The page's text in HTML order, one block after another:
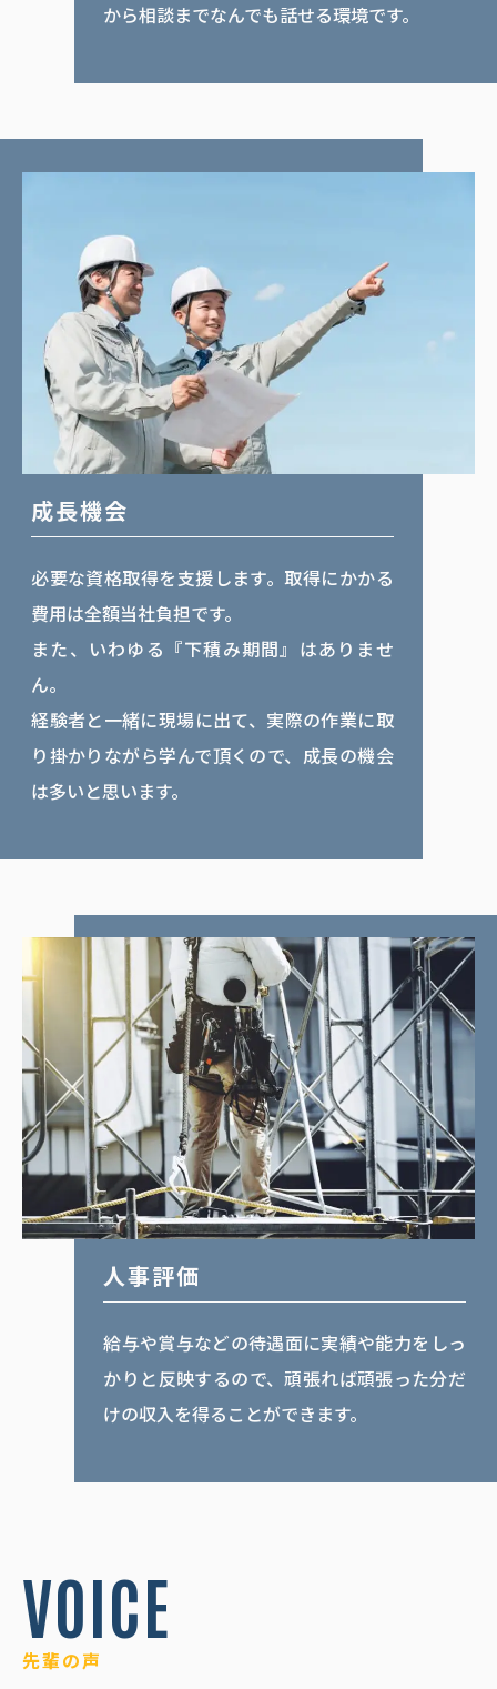
から相談までなんでも話せる環境です。
成長機会
必要な資格取得を支援します。取得にかかる
費用は全額当社負担です。
また、いわゆる『下積み期間』はありませ
ん。
経験者と一緒に現場に出て、実際の作業に取
り掛かりながら学んで頂くので、成長の機会
は多いと思います。
人事評価
給与や賞与などの待遇面に実績や能力をしっ
かりと反映するので、頑張れば頑張った分だ
けの収入を得ることができます。
VOICE
先輩の声